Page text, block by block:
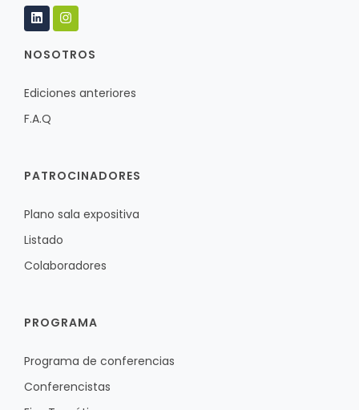
CONTACTO
COMUNICACIÓN
NOSOTROS
Ediciones anteriores
F.A.Q
PATROCINADORES
Plano sala expositiva
Listado
Colaboradores
PROGRAMA
Programa de conferencias
Conferencistas